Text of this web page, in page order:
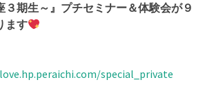
３期生～』プチセミナー＆体験会が９
ます
special_private